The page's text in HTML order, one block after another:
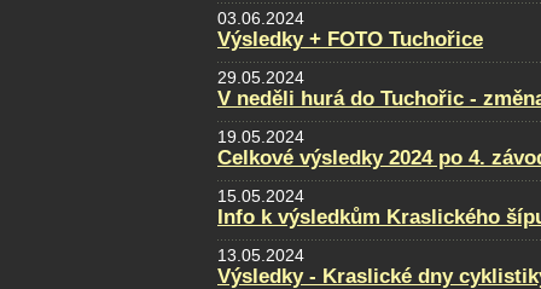
03.06.2024
Výsledky + FOTO Tuchořice
29.05.2024
V neděli hurá do Tuchořic -
19.05.2024
Celkové výsledky 2024 po 4.
15.05.2024
Info k výsledkům Kraslického
13.05.2024
Výsledky - Kraslické dny